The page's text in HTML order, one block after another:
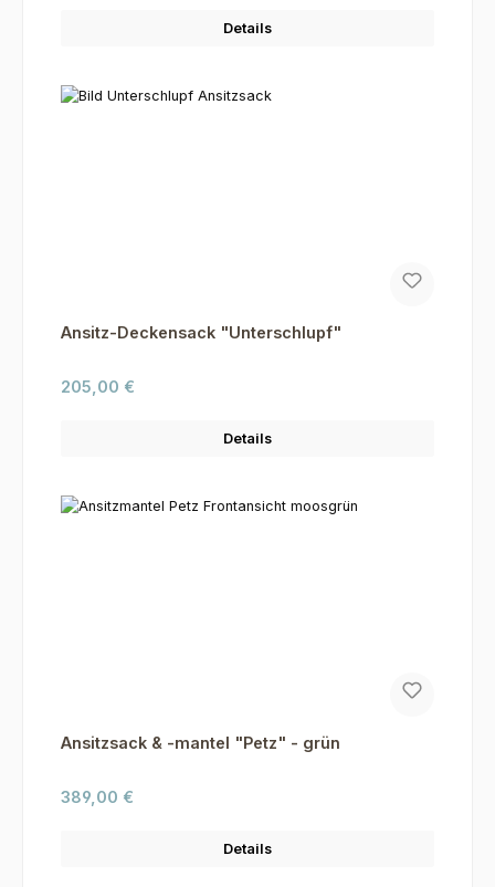
Details
Ansitz-Deckensack "Unterschlupf"
Regulärer Preis:
205,00 €
Details
Ansitzsack & -mantel "Petz" - grün
Regulärer Preis:
389,00 €
Details